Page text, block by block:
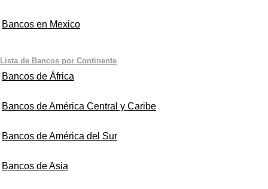
Bancos en Mexico
Lista de Bancos por Continente
Bancos de África
Bancos de América Central y Caribe
Bancos de América del Sur
Bancos de Asia